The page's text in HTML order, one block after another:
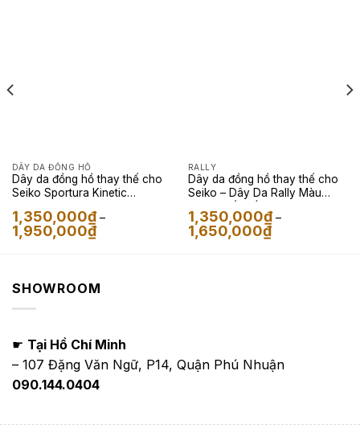
DÂY DA ĐỒNG HỒ
Dây da đồng hồ thay thế cho
Seiko Sportura Kinetic
trắng
1,350,000₫ –
1,950,000₫Khoảng
giá:
RALLY
Dây da đồng hồ thay thế cho
Seiko – Dây Da Rally Màu
1,350,000₫ –
1,650,000₫Khoảng
giá:
SHOWROOM
☛ Tại Hồ Chí Minh
– 107 Đặng Văn Ngữ, P14, Quận Phú Nhuận
090.144.0404